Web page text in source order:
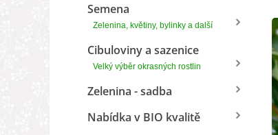
Semena
Zelenina, květiny, bylinky a další
Cibuloviny a sazenice
Velký výběr okrasných rostlin
Zelenina - sadba
Nabídka v BIO kvalitě